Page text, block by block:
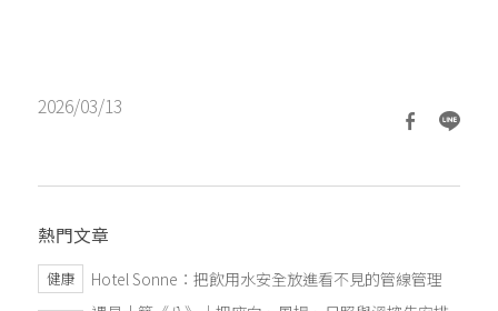
熱門文章
健康 Hotel Sonne：把飲用水安全放進看不見的管線管理
2026/03/13